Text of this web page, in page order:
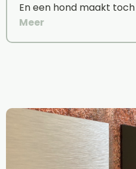
En een hond maakt
Meer